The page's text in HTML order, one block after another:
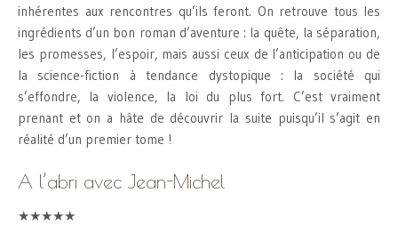
inhérentes aux rencontres qu’ils feront. On retrouve tous les
ingrédients d’un bon roman d’aventure : la quête, la séparation,
les promesses, l’espoir, mais aussi ceux de l’anticipation ou de
la science-fiction à tendance dystopique : la société qui
s’effondre, la violence, la loi du plus fort. C’est vraiment
prenant et on a hâte de découvrir la suite puisqu’il s’agit en
réalité d’un premier tome !
A l’abri avec Jean-Michel
★★★★★